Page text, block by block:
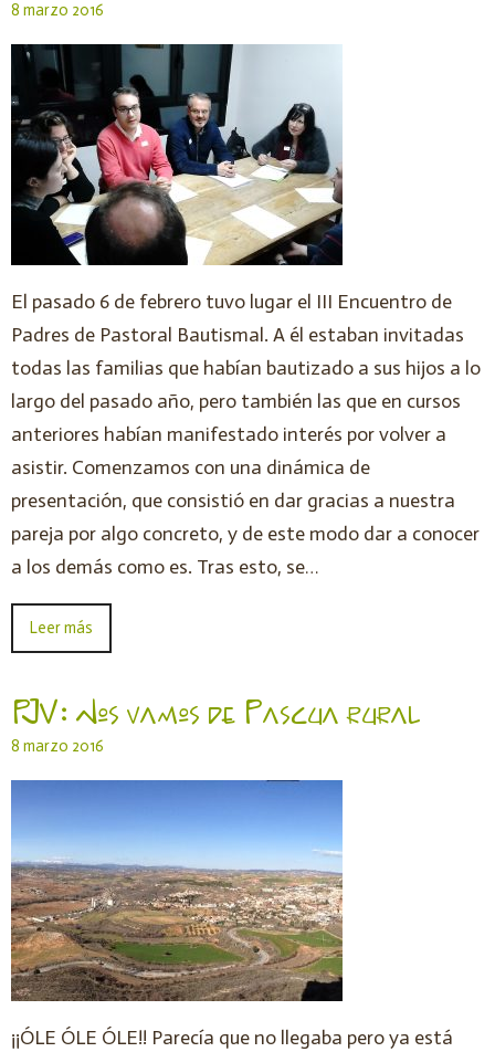
8 marzo 2016
El pasado 6 de febrero tuvo lugar el III Encuentro de
Padres de Pastoral Bautismal. A él estaban invitadas
todas las familias que habían bautizado a sus hijos a lo
largo del pasado año, pero también las que en cursos
anteriores habían manifestado interés por volver a
asistir. Comenzamos con una dinámica de
presentación, que consistió en dar gracias a nuestra
pareja por algo concreto, y de este modo dar a conocer
a los demás como es. Tras esto, se…
Leer más
PJV: Nos vamos de Pascua rural
8 marzo 2016
¡¡ÓLE ÓLE ÓLE!! Parecía que no llegaba pero ya está